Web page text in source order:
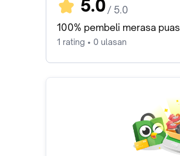
5.0 / 5.0
100% pembeli merasa puas
1 rating • 0 ulasan